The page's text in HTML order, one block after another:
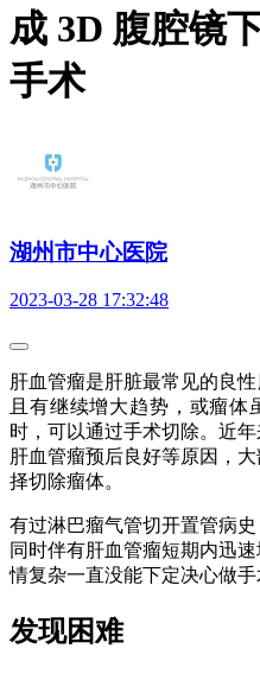
成 3D 腹腔镜
手术
湖州市中心医院
2023-03-28 17:32:48
肝血管瘤是肝脏最常见的良
且有继续增大趋势，或瘤体
时，可以通过手术切除。近
肝血管瘤预后良好等原因，
择切除瘤体。
有过淋巴瘤气管切开置管病
同时伴有肝血管瘤短期内迅
情复杂一直没能下定决心做手
发现困难